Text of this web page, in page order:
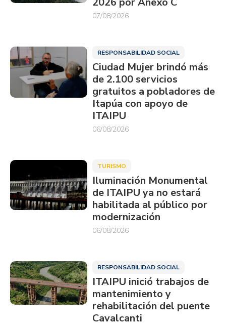
07/08/2026
RESPONSABILIDAD SOCIAL
Ciudad Mujer brindó más
de 2.100 servicios
gratuitos a pobladores de
Itapúa con apoyo de
ITAIPU
06/08/2026
TURISMO
Iluminación Monumental
de ITAIPU ya no estará
habilitada al público por
modernización
06/08/2026
RESPONSABILIDAD SOCIAL
ITAIPU inició trabajos de
mantenimiento y
rehabilitación del puente
Cavalcanti